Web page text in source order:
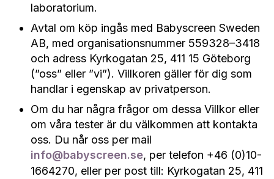
laboratorium.
Avtal om köp ingås med Babyscreen Sweden
AB, med organisationsnummer 559328–3418
och adress Kyrkogatan 25, 411 15 Göteborg
(”oss” eller ”vi”). Villkoren gäller för dig som
handlar i egenskap av privatperson.
Om du har några frågor om dessa Villkor eller
om våra tester är du välkommen att kontakta
oss. Du når oss per mail
info@babyscreen.se, per telefon +46 (0)10-
1664270, eller per post till: Kyrkogatan 25, 411